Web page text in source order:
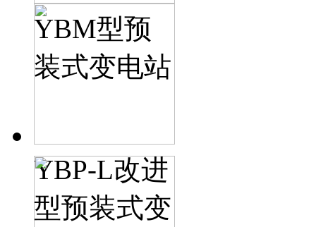
YBM型预
装式变电站
YBP-L改进
型预装式变